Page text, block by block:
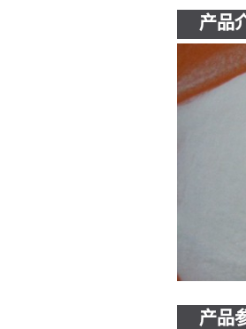
产品
产品